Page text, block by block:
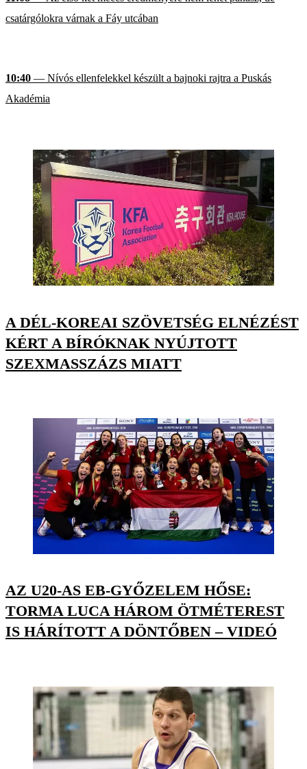
csatárgólokra várnak a Fáy utcában
10:40 — Nívós ellenfelekkel készült a bajnoki rajtra a Puskás
Akadémia
A DÉL-KOREAI SZÖVETSÉG ELNÉZÉST
KÉRT A BÍRÓKNAK NYÚJTOTT
SZEXMASSZÁZS MIATT
AZ U20-AS EB-GYŐZELEM HŐSE:
TORMA LUCA HÁROM ÖTMÉTEREST
IS HÁRÍTOTT A DÖNTŐBEN – VIDEÓ